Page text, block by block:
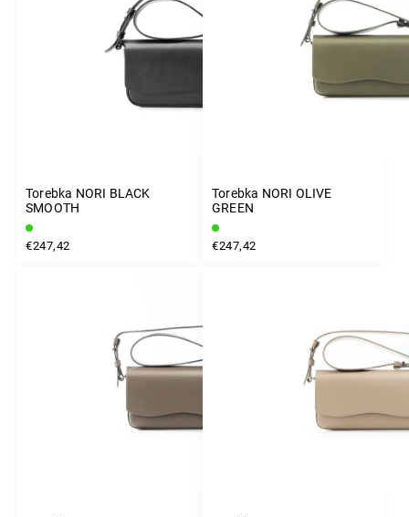
Torebka NORI BLACK
SMOOTH
€247,42
Torebka NORI OLIVE
GREEN
€247,42